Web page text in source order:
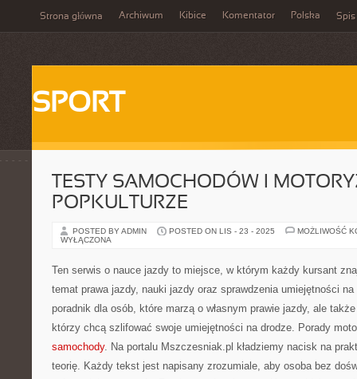
Strona główna Archiwum Kibice Komentator Polska Spis
SPORT
TESTY SAMOCHODÓW I
POPKULTURZE
POSTED BY ADMIN POSTED ON LIS - 23 - 2025
MOŻLIWOŚĆ
WYŁĄCZONA
Ten serwis o nauce jazdy to miejsce, w którym każdy kursant
temat prawa jazdy, nauki jazdy oraz sprawdzenia umiejętności
poradnik dla osób, które marzą o własnym prawie jazdy, ale
którzy chcą szlifować swoje umiejętności na drodze. Porady
samochody. Na portalu Mszczesniak.pl kładziemy nacisk na
teorię. Każdy tekst jest napisany zrozumiale, aby osoba bez